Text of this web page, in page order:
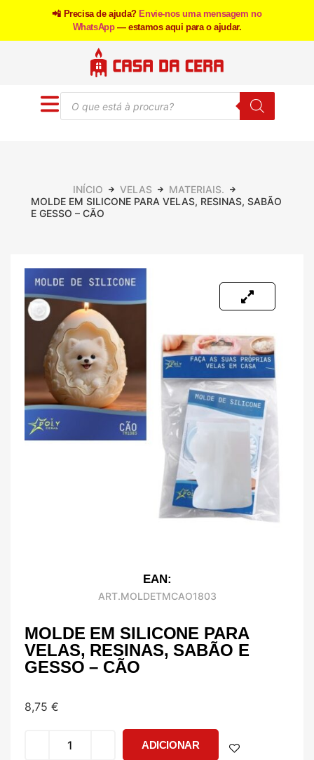
📲 Precisa de ajuda? Envie-nos uma mensagem no
WhatsApp — estamos aqui para o ajudar.
INÍCIO VELAS
MATERIAIS.
MOLDE EM SILICONE PARA VELAS, RESINAS, SABÃO
E GESSO – CÃO
EAN:
ART.MOLDETMCAO1803
MOLDE EM SILICONE PARA
VELAS, RESINAS, SABÃO E
GESSO – CÃO
8,75 €
ADICIONAR